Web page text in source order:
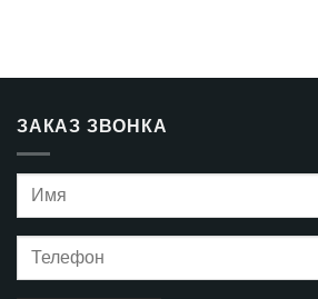
ЗАКАЗ ЗВОНКА